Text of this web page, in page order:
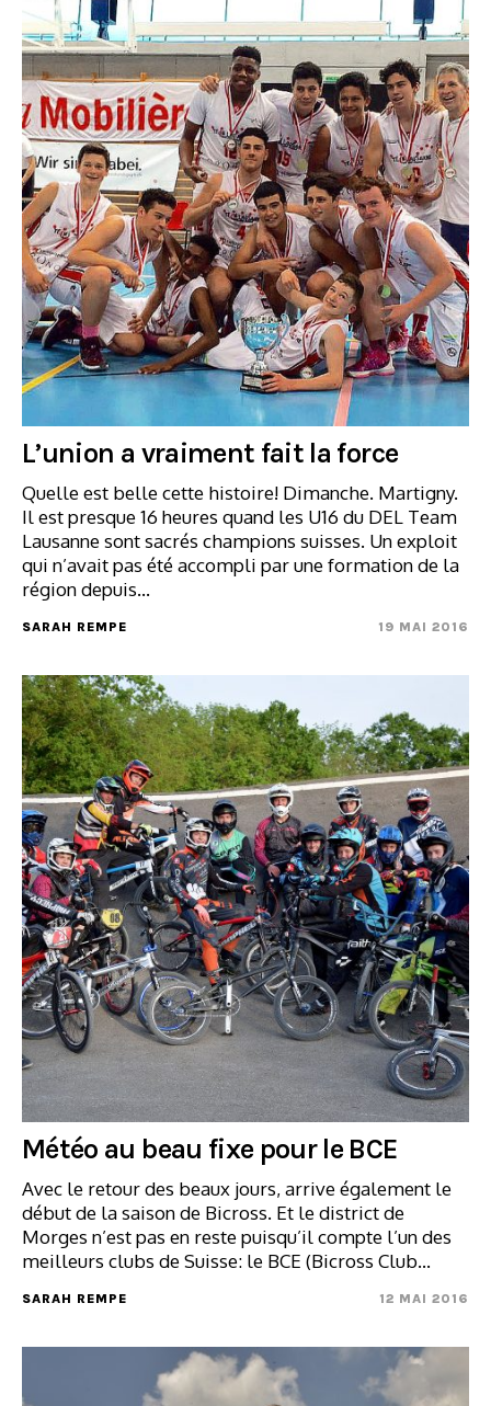
L’union a vraiment fait la force
Quelle est belle cette histoire! Dimanche. Martigny.
Il est presque 16 heures quand les U16 du DEL Team
Lausanne sont sacrés champions suisses. Un exploit
qui n’avait pas été accompli par une formation de la
région depuis…
SARAH REMPE 19 MAI 2016
Météo au beau fixe pour le BCE
Avec le retour des beaux jours, arrive également le
début de la saison de Bicross. Et le district de
Morges n’est pas en reste puisqu’il compte l’un des
meilleurs clubs de Suisse: le BCE (Bicross Club…
SARAH REMPE 12 MAI 2016